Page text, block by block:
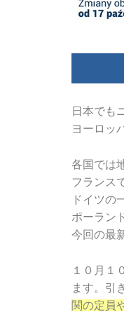
日本でも
ヨーロッ
各国では
フランス
ドイツの
ポーラン
今回の最
１０月１
ます。引
関の定員